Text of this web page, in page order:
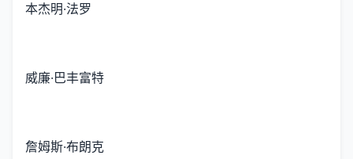
本杰明·法罗
威廉·巴丰富特
詹姆斯·布朗克